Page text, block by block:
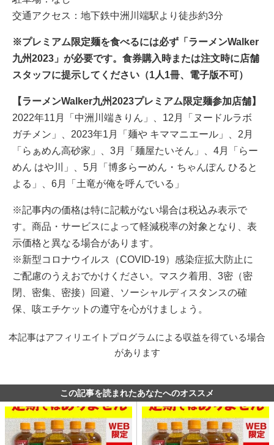
交通アクセス：地下鉄中洲川端駅より徒歩約3分
※プレミアム限定麺を食べるには必ず「ラーメンWalker
九州2023」が必要です。食券購入時または注文時に店舗
スタッフに提示してください（1人1冊、電子版不可）
【ラーメンWalker九州2023プレミアム限定麺参加店舗】
2022年11月「中洲川端きりん」、12月「ヌードルラボ
ガチメン」、2023年1月「麺や キママニエール」、2月
「らぁめん高砂家」、3月「麺屋たいそん」、4月「らー
めん はや川」、5月「博多らーめん・ちゃんぽん ひると
よる」、6月「土竜が俺を呼んでいる」
※記事内の価格は特に記載がない場合は税込み表示で
す。商品・サービスによって軽減税率の対象となり、表
示価格と異なる場合があります。
※新型コロナウイルス（COVID-19）感染症拡大防止に
ご配慮のうえおでかけください。マスク着用、3密（密
閉、密集、密接）回避、ソーシャルディスタンスの確
保、咳エチケットの遵守を心がけましょう。
本記事はアフィリエイトプログラムによる収益を得ている場合
があります
この記事を読まれたあなたへのオススメ